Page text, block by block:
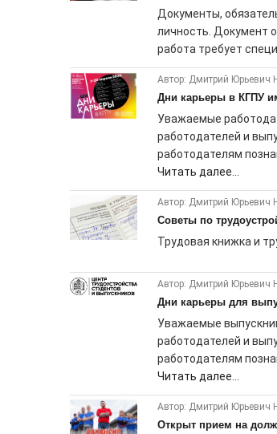
Документы,
личность. Документ
работа требует
Автор: Дмитрий Юрьевич
Дни карьеры в КГПУ
Уважаемые
работодателей и
работодателям
Читать далее...
Автор: Дмитрий Юрьевич
Советы по
Трудовая книжка и
Автор: Дмитрий Юрьевич
Дни карьеры для
Уважаемые
работодателей и
работодателям
Читать далее...
Автор: Дмитрий Юрьевич
Открыт прием на